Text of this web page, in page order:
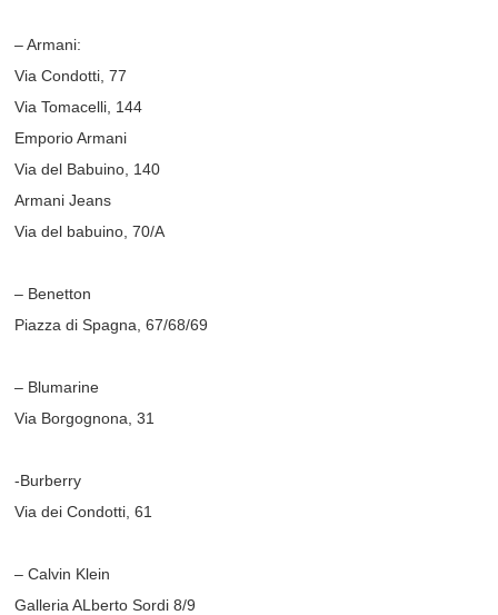
– Armani:
Via Condotti, 77
Via Tomacelli, 144
Emporio Armani
Via del Babuino, 140
Armani Jeans
Via del babuino, 70/A
– Benetton
Piazza di Spagna, 67/68/69
– Blumarine
Via Borgognona, 31
-Burberry
Via dei Condotti, 61
– Calvin Klein
Galleria ALberto Sordi 8/9